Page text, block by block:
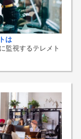
は
監視するテレメト